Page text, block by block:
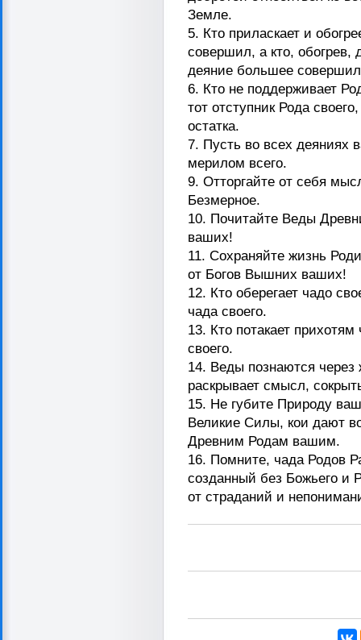
Земле.
5. Кто приласкает и
совершил, а кто, обогрев,
деяние большее
6. Кто не поддерживает
тот отступник Рода
остатка.
7. Пусть во всех деяниях
мерилом всего.
9. Отторгайте от себя
Безмерное.
10. Почитайте Веды
ваших!
11. Сохраняйте жизнь
от Богов Вышних ваших!
12. Кто оберегает чадо
чада своего.
13. Кто потакает
своего.
14. Веды познаются
раскрывает смысл,
15. Не губите Природу
Великие Силы, кои дают
Древним Родам вашим.
16. Помните, чада Родов
созданный без Божьего и
от страданий и